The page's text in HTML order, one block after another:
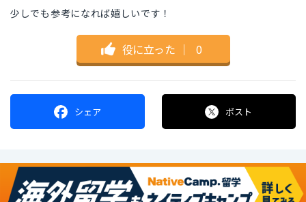
少しでも参考になれば嬉しいです！
役に立った ｜ 0
シェア ポスト